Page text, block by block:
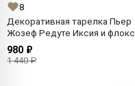
8
Декоративная тарелка Пьер
Жозеф Редуте Иксия и флокс
980 ₽
1 440 ₽